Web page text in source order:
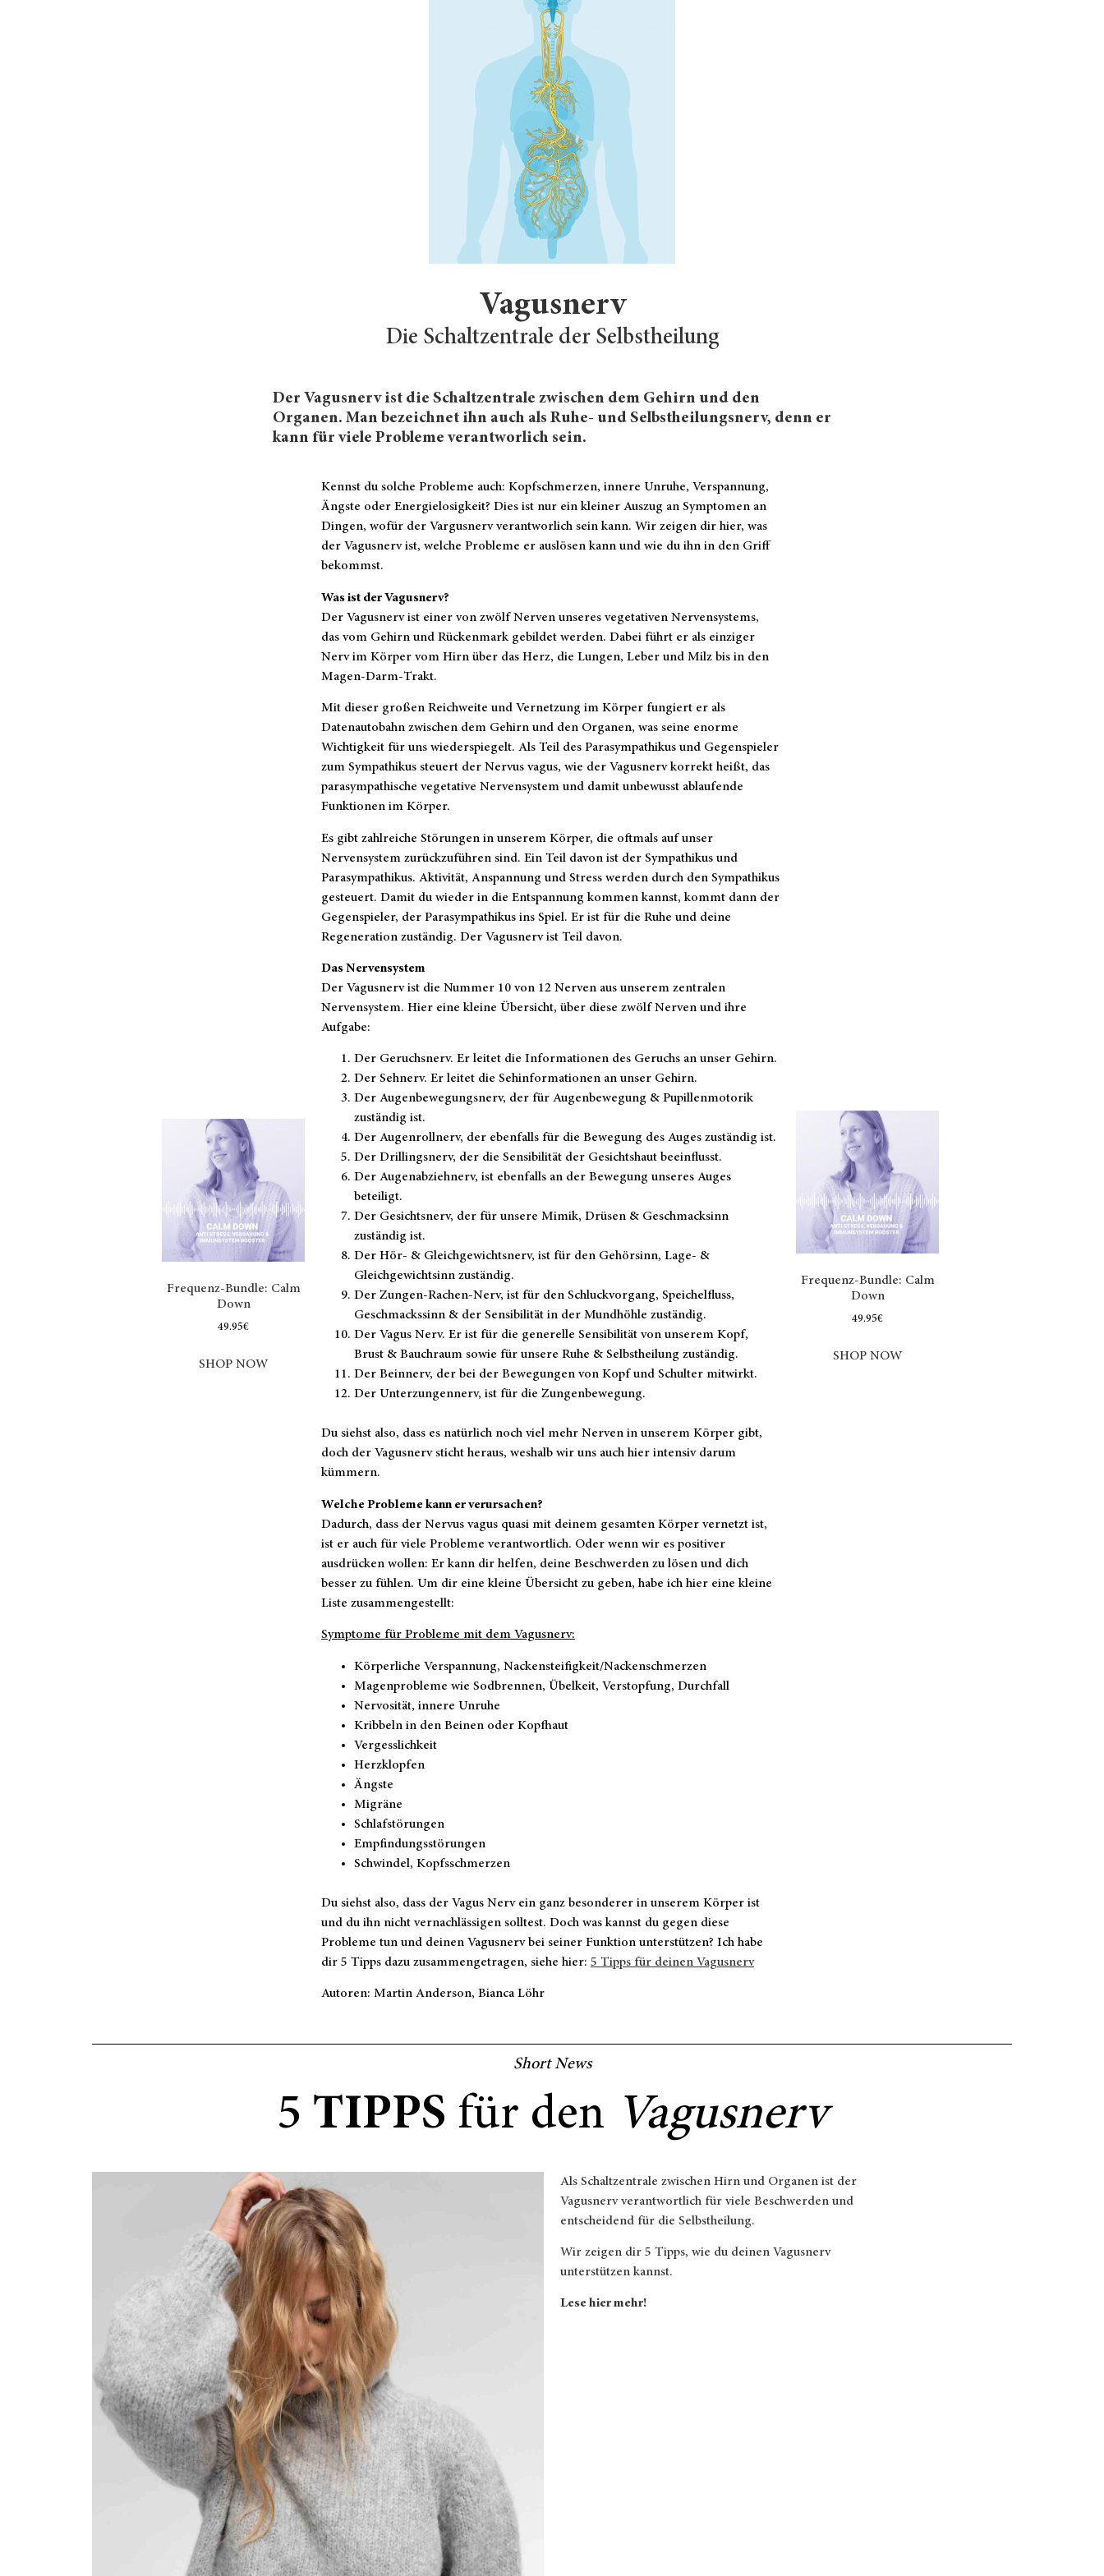
Vagusnerv
Die Schaltzentrale der Selbstheilung
Der Vagusnerv ist die Schaltzentrale zwischen dem Gehirn und den
Organen. Man bezeichnet ihn auch als Ruhe- und Selbstheilungsnerv, denn er
kann für viele Probleme verantworlich sein.
Frequenz-Bundle: Calm
Down
49.95€
SHOP NOW
Kennst du solche Probleme auch: Kopfschmerzen, innere Unruhe, Verspannung,
Ängste oder Energielosigkeit? Dies ist nur ein kleiner Auszug an Symptomen an
Dingen, wofür der Vargusnerv verantworlich sein kann. Wir zeigen dir hier, was
der Vagusnerv ist, welche Probleme er auslösen kann und wie du ihn in den Griff
bekommst.
Was ist der Vagusnerv?
Der Vagusnerv ist einer von zwölf Nerven unseres vegetativen Nervensystems,
das vom Gehirn und Rückenmark gebildet werden. Dabei führt er als einziger
Nerv im Körper vom Hirn über das Herz, die Lungen, Leber und Milz bis in den
Magen-Darm-Trakt.
Mit dieser großen Reichweite und Vernetzung im Körper fungiert er als
Datenautobahn zwischen dem Gehirn und den Organen, was seine enorme
Wichtigkeit für uns wiederspiegelt. Als Teil des Parasympathikus und Gegenspieler
zum Sympathikus steuert der Nervus vagus, wie der Vagusnerv korrekt heißt, das
parasympathische vegetative Nervensystem und damit unbewusst ablaufende
Funktionen im Körper.
Es gibt zahlreiche Störungen in unserem Körper, die oftmals auf unser
Nervensystem zurückzuführen sind. Ein Teil davon ist der Sympathikus und
Parasympathikus. Aktivität, Anspannung und Stress werden durch den Sympathikus
gesteuert. Damit du wieder in die Entspannung kommen kannst, kommt dann der
Gegenspieler, der Parasympathikus ins Spiel. Er ist für die Ruhe und deine
Regeneration zuständig. Der Vagusnerv ist Teil davon.
Das Nervensystem
Der Vagusnerv ist die Nummer 10 von 12 Nerven aus unserem zentralen
Nervensystem. Hier eine kleine Übersicht, über diese zwölf Nerven und ihre
Aufgabe:
Der Geruchsnerv. Er leitet die Informationen des Geruchs an unser Gehirn.
Der Sehnerv. Er leitet die Sehinformationen an unser Gehirn.
Der Augenbewegungsnerv, der für Augenbewegung & Pupillenmotorik
zuständig ist.
Der Augenrollnerv, der ebenfalls für die Bewegung des Auges zuständig ist.
Der Drillingsnerv, der die Sensibilität der Gesichtshaut beeinflusst.
Der Augenabziehnerv, ist ebenfalls an der Bewegung unseres Auges
beteiligt.
Der Gesichtsnerv, der für unsere Mimik, Drüsen & Geschmacksinn
zuständig ist.
Der Hör- & Gleichgewichtsnerv, ist für den Gehörsinn, Lage- &
Gleichgewichtsinn zuständig.
Der Zungen-Rachen-Nerv, ist für den Schluckvorgang, Speichelfluss,
Geschmackssinn & der Sensibilität in der Mundhöhle zuständig.
Der Vagus Nerv. Er ist für die generelle Sensibilität von unserem Kopf,
Brust & Bauchraum sowie für unsere Ruhe & Selbstheilung zuständig.
Der Beinnerv, der bei der Bewegungen von Kopf und Schulter mitwirkt.
Der Unterzungennerv, ist für die Zungenbewegung.
Du siehst also, dass es natürlich noch viel mehr Nerven in unserem Körper gibt,
doch der Vagusnerv sticht heraus, weshalb wir uns auch hier intensiv darum
kümmern.
Welche Probleme kann er verursachen?
Dadurch, dass der Nervus vagus quasi mit deinem gesamten Körper vernetzt ist,
ist er auch für viele Probleme verantwortlich. Oder wenn wir es positiver
ausdrücken wollen: Er kann dir helfen, deine Beschwerden zu lösen und dich
besser zu fühlen. Um dir eine kleine Übersicht zu geben, habe ich hier eine kleine
Liste zusammengestellt:
Symptome für Probleme mit dem Vagusnerv:
Körperliche Verspannung, Nackensteifigkeit/Nackenschmerzen
Magenprobleme wie Sodbrennen, Übelkeit, Verstopfung, Durchfall
Nervosität, innere Unruhe
Kribbeln in den Beinen oder Kopfhaut
Vergesslichkeit
Herzklopfen
Ängste
Migräne
Schlafstörungen
Empfindungsstörungen
Schwindel, Kopfsschmerzen
Du siehst also, dass der Vagus Nerv ein ganz besonderer in unserem Körper ist
und du ihn nicht vernachlässigen solltest. Doch was kannst du gegen diese
Probleme tun und deinen Vagusnerv bei seiner Funktion unterstützen? Ich habe
dir 5 Tipps dazu zusammengetragen, siehe hier: 5 Tipps für deinen Vagusnerv
Autoren: Martin Anderson, Bianca Löhr
Frequenz-Bundle: Calm
Down
49.95€
SHOP NOW
Short News
5 TIPPS für den Vagusnerv
Als Schaltzentrale zwischen Hirn und Organen ist der
Vagusnerv verantwortlich für viele Beschwerden und
entscheidend für die Selbstheilung.
Wir zeigen dir 5 Tipps, wie du deinen Vagusnerv
unterstützen kannst.
Lese hier mehr!